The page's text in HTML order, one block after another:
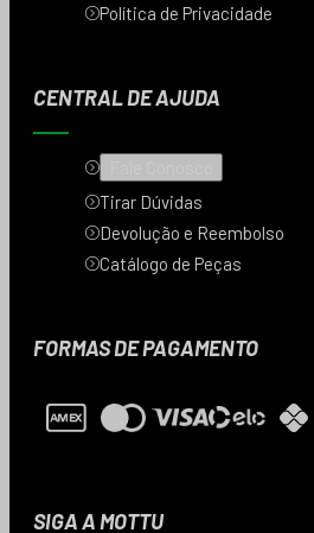
Política de Privacidade
CENTRAL DE AJUDA
Tirar Dúvidas
Devolução e Reembolso
Catálogo de Peças
FORMAS DE PAGAMENTO
SIGA A MOTTU